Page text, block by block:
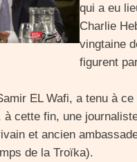
qui a eu
Charlie
vingtaine
figurent
EL Wafi, a tenu à
cette fin, une
et ancien
de la Troïka).